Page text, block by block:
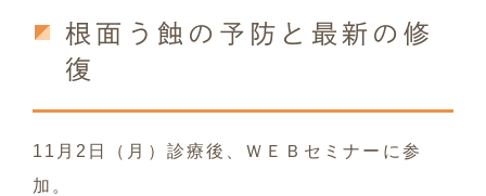
根面う蝕の予防と最新の修
復
11月2日（月）診療後、ＷＥＢセミナーに参
加。